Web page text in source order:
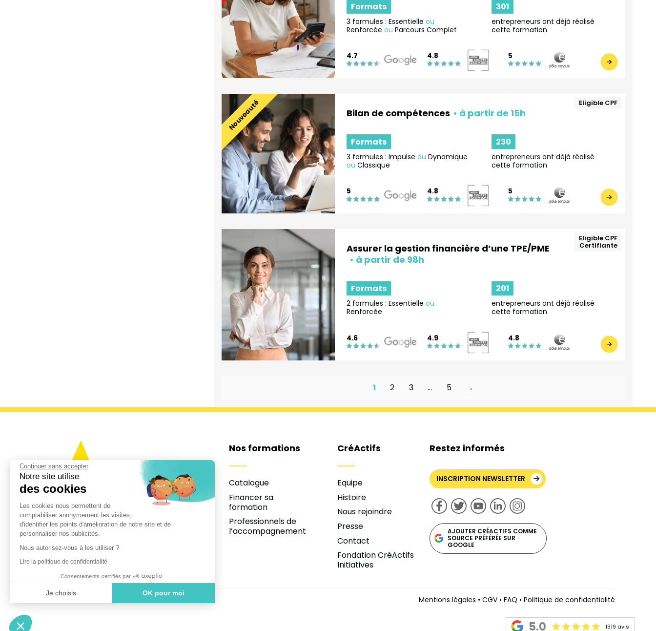
Continuer sans accepter
Notre site utilise
des cookies
Les cookies nous permettent de
comptabiliser anonymement les visites,
d'identifier les points d'amélioration de notre site et de
personnaliser nos publicités.
Nous autorisez-vous à les utiliser ?
Lire la politique de confidentialité
Consentements certifiés par
Je choisis OK pour moi
Notre plateforme vous permet d'adapter et de gérer vos paramètres de confidentialité, en garantissant la conformité avec les réglementations. Personnalisez vos préférences pour
Formats
3 formules : Essentielle ou
Renforcée ou Parcours Complet
301
entrepreneurs ont déjà réalisé
cette formation
4.7 4.8 5
Nouveauté Eligible CPF
Bilan de compétences
Formats
3 formules : Impulse ou Dynamique
ou Classique
230
entrepreneurs ont déjà réalisé
cette formation
5 4.8 5
Eligible CPF
Certifiante
Assurer la gestion financière d’une TPE/PME
Formats
2 formules : Essentielle ou
Renforcée
201
entrepreneurs ont déjà réalisé
cette formation
4.6 4.9 4.8
1 2 3 … 5 →
Se former pour mieux
Entreprendre
Nos formations
Catalogue
Financer sa
formation
Professionnels de
l’accompagnement
CréActifs
Equipe
Histoire
Nous rejoindre
Presse
Contact
Fondation CréActifs
Initiatives
Restez informés
INSCRIPTION NEWSLETTER
AJOUTER CRÉACTIFS COMME
SOURCE PRÉFÉRÉE SUR
GOOGLE
©2024 CréActifs. Tous droits réservés. Mentions légales • CGV• FAQ • Politique de confidentialité
5.0 1319 avis